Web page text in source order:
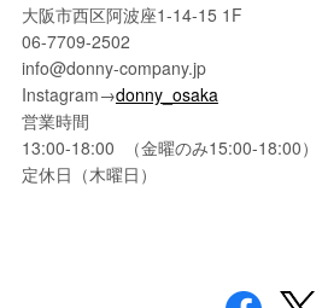
大阪市西区阿波座1-14-15 1F
06-7709-2502
info@donny-company.jp
Instagram→donny_osaka
営業時間
13:00-18:00 （金曜のみ15:00-18:00）
定休日（木曜日）